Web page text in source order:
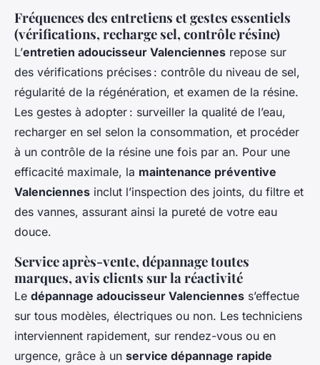
Fréquences des entretiens et gestes essentiels
(vérifications, recharge sel, contrôle résine)
L’entretien adoucisseur Valenciennes repose sur
des vérifications précises : contrôle du niveau de sel,
régularité de la régénération, et examen de la résine.
Les gestes à adopter : surveiller la qualité de l’eau,
recharger en sel selon la consommation, et procéder
à un contrôle de la résine une fois par an. Pour une
efficacité maximale, la maintenance préventive
Valenciennes inclut l’inspection des joints, du filtre et
des vannes, assurant ainsi la pureté de votre eau
douce.
Service après-vente, dépannage toutes
marques, avis clients sur la réactivité
Le dépannage adoucisseur Valenciennes s’effectue
sur tous modèles, électriques ou non. Les techniciens
interviennent rapidement, sur rendez-vous ou en
urgence, grâce à un service dépannage rapide